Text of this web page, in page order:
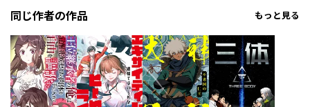
同じ作者の作品 もっと見る